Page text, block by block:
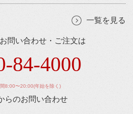
一覧を見る
問い合わせ・ご注文は
84-4000
8:00〜20:00(年始を除く)
らのお問い合わせ